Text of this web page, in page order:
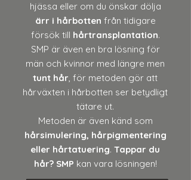
hjässa eller om du önskar dölja
ärr i hårbotten från tidigare
försök till hårtransplantation.
SMP är även en bra lösning för
män och kvinnor med längre men
tunt hår, för metoden gör att
hårväxten i hårbotten ser betydligt
tätare ut.
Metoden är även känd som
hårsimulering, hårpigmentering
eller hårtatuering. Tappar du
hår? SMP kan vara lösningen!